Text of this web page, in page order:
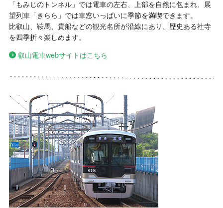
「もみじのトンネル」では電車の左右、上部を自然に包まれ、展
望列車「きらら」では車窓いっぱいに季節を満喫できます。
比叡山、鞍馬、貴船などの観光名所が沿線にあり、歴史ある社寺
を四季折々楽しめます。
叡山電車webサイトはこちら